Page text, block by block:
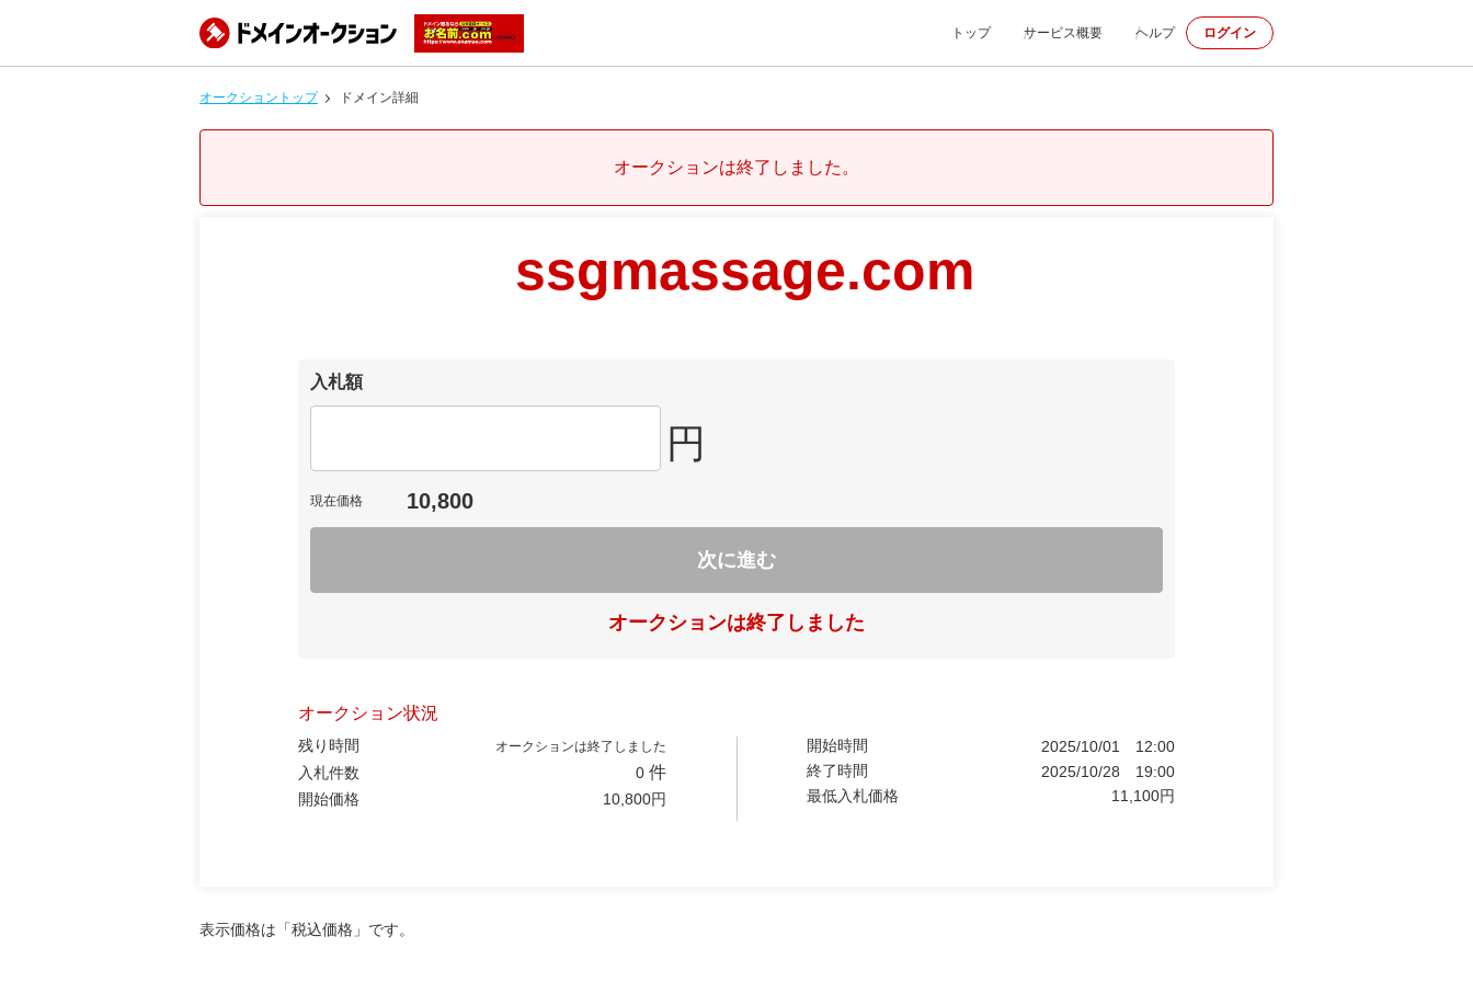
トップ サービス概要 ヘルプ ログイン
オークショントップ ドメイン詳細
オークションは終了しました。
ssgmassage.com
入札額
円
現在価格 10,800
次に進む
オークションは終了しました
オークション状況
残り時間 オークションは終了しました
入札件数 0 件
開始価格 10,800円
開始時間 2025/10/01
12:00
終了時間
2025/10/28
19:00
最低入札価格
11,100円
表示価格は「税込価格」です。